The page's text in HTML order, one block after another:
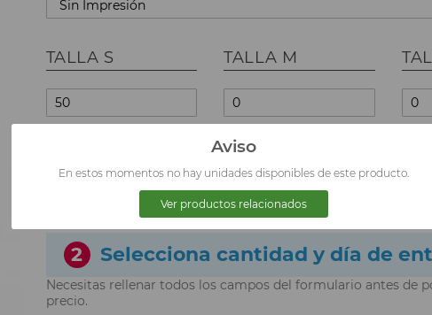
TALLA S TALLA M
TALLA XXL
2 Selecciona cantidad y día de
Necesitas rellenar todos los campos del formulario antes de
precio.
Aviso
En estos momentos no hay unidades disponibles de este producto.
Ver productos relacionados